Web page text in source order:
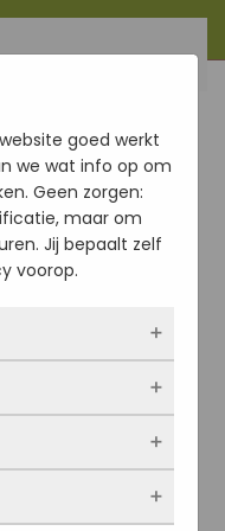
goed werkt
we wat info op om
Geen zorgen:
maar om
Jij bepaalt zelf
voorop.
de website
altijd actief en
worden
doet, zoals
of je
vaak onze site
vandaan
zijn. Zo
voorkeuren.